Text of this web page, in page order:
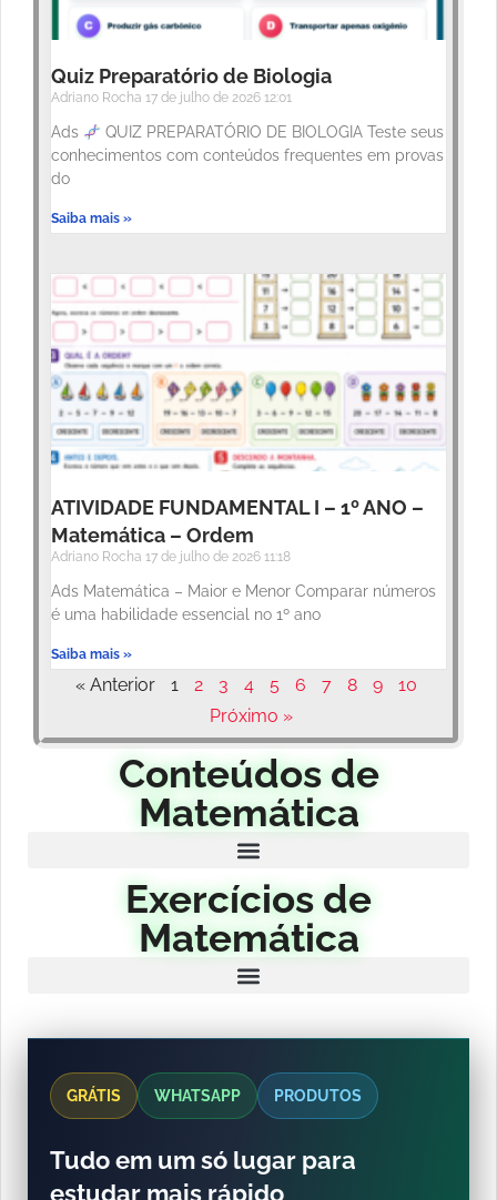
Quiz Preparatório de Biologia
Adriano Rocha 17 de julho de 2026 12:01
Ads
QUIZ PREPARATÓRIO DE BIOLOGIA Teste seus
conhecimentos com conteúdos frequentes em provas
do
Saiba mais »
ATIVIDADE FUNDAMENTAL I – 1º ANO –
Matemática – Ordem
Adriano Rocha 17 de julho de 2026 11:18
Ads Matemática – Maior e Menor Comparar números
é uma habilidade essencial no 1º ano
Saiba mais »
« Anterior 1 2 3 4 5 6 7 8 9
10
Próximo »
Conteúdos de
Matemática
Exercícios de
Matemática
GRÁTIS WHATSAPP PRODUTOS
Tudo em um só lugar para
estudar mais rápido